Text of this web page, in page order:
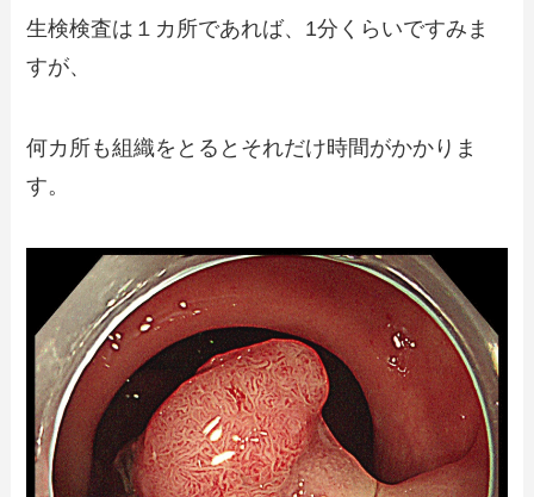
生検検査は１カ所であれば、1分くらいですみま
すが、
何カ所も組織をとるとそれだけ時間がかかりま
す。